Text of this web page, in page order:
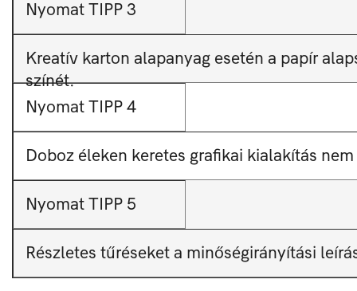
Nyomat TIPP 3
Kreatív karton alapanyag esetén a papír
színét.
Nyomat TIPP 4
Doboz éleken keretes grafikai kialakítás
Nyomat TIPP 5
Részletes tűréseket a minőségirányítási